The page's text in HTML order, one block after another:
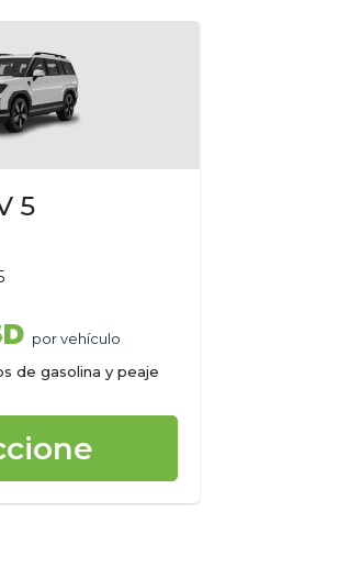
5
por vehículo
de gasolina y peaje